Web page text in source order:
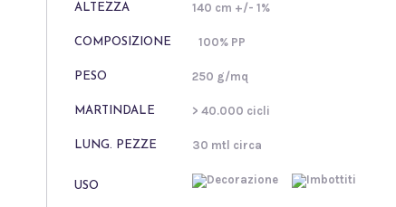
ALTEZZA 140 cm +/- 1%
COMPOSIZIONE 100% PP
PESO 250 g/mq
MARTINDALE > 40.000 cicli
LUNG. PEZZE 30 mtl circa
USO